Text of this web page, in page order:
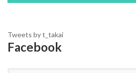
Tweets by t_takai
Facebook